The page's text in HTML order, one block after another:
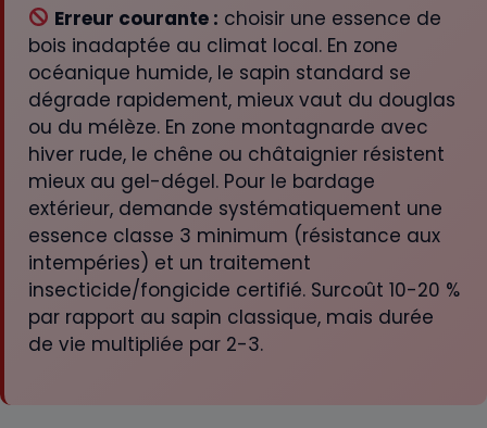
Erreur courante : choisir une essence de
bois inadaptée au climat local. En zone
océanique humide, le sapin standard se
dégrade rapidement, mieux vaut du douglas
ou du mélèze. En zone montagnarde avec
hiver rude, le chêne ou châtaignier résistent
mieux au gel-dégel. Pour le bardage
extérieur, demande systématiquement une
essence classe 3 minimum (résistance aux
intempéries) et un traitement
insecticide/fongicide certifié. Surcoût 10-20 %
par rapport au sapin classique, mais durée
de vie multipliée par 2-3.